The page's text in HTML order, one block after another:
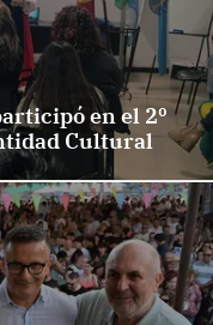
en el 2º
Cultural